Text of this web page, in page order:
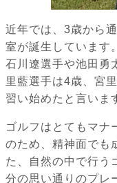
近年では、3歳から
室が誕生しています。
石川遼選手や池田勇
里藍選手は4歳、宮
習い始めたと言いま
ゴルフはとてもマナ
のため、精神面でも
た、自然の中で行う
分の思い通りのプレ